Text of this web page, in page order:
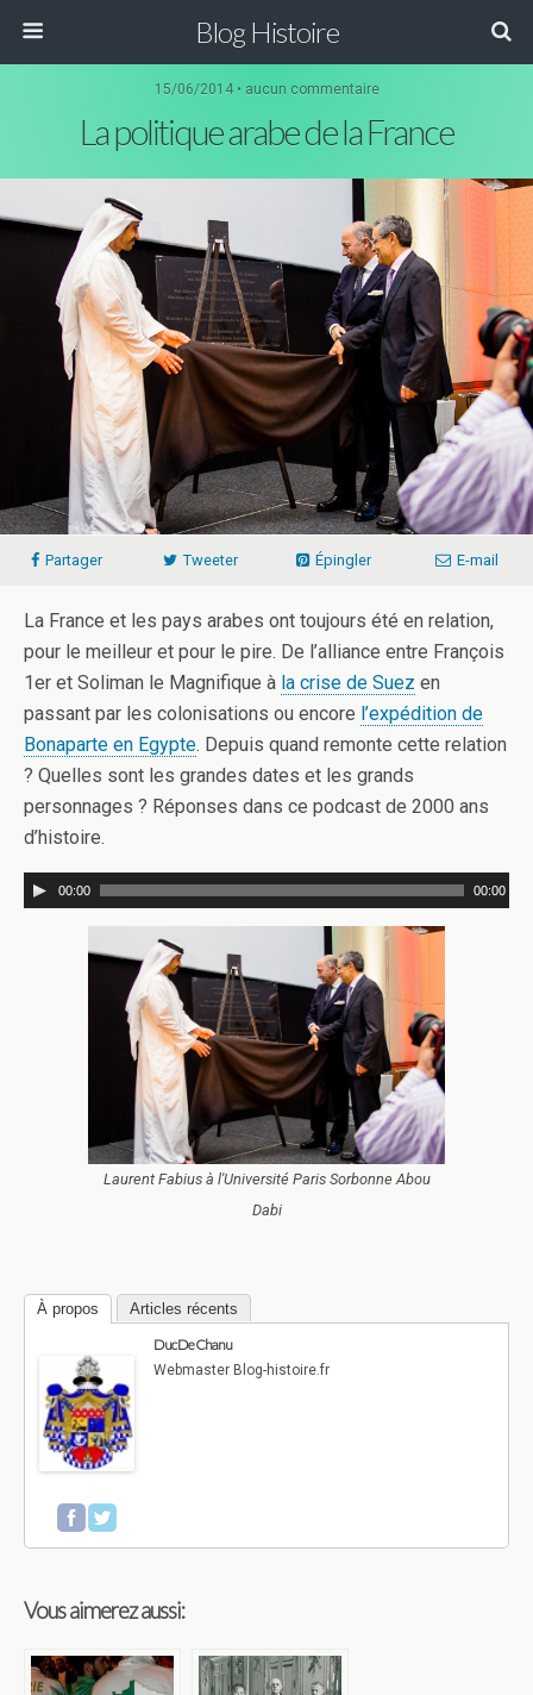
Blog Histoire
15/06/2014 • aucun commentaire
La politique arabe de la France
Partager Tweeter Épingler E-mail
La France et les pays arabes ont toujours été en relation,
pour le meilleur et pour le pire. De l’alliance entre François
1er et Soliman le Magnifique à la crise de Suez en
passant par les colonisations ou encore l’expédition de
Bonaparte en Egypte. Depuis quand remonte cette relation
? Quelles sont les grandes dates et les grands
personnages ? Réponses dans ce podcast de 2000 ans
d’histoire.
00:00 00:00
Laurent Fabius à l'Université Paris Sorbonne Abou
Dabi
À propos
Articles récents
Duc De Chanu
Webmaster Blog-histoire.fr
Vous aimerez aussi: